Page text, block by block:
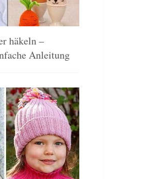
häkeln –
Anleitung